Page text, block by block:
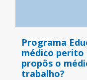
Programa
médico perito
propôs o
trabalho?